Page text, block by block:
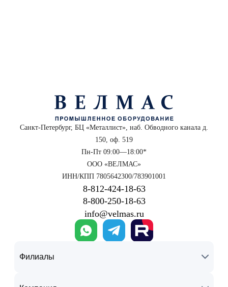
Санкт-Петербург, БЦ «Металлист», наб. Обводного канала д.
150, оф. 519
Пн-Пт 09:00—18:00*
ООО «ВЕЛМАС»
ИНН/КПП 7805642300/783901001
8‑812‑424‑18‑63
8‑800‑250‑18‑63
info@velmas.ru
Филиалы